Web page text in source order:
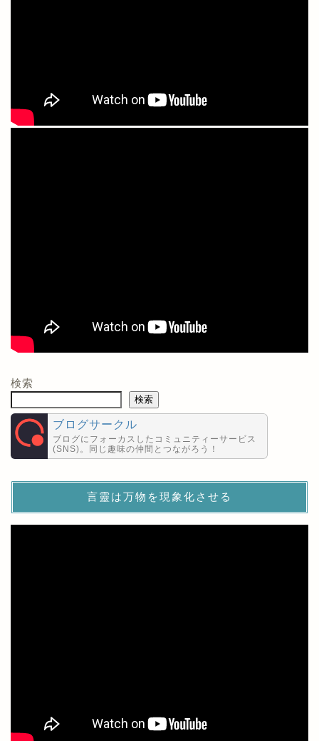
検索
検索
ブログサークル
ブログにフォーカスしたコミュニティーサービス
(SNS)。同じ趣味の仲間とつながろう！
言靈は万物を現象化させる